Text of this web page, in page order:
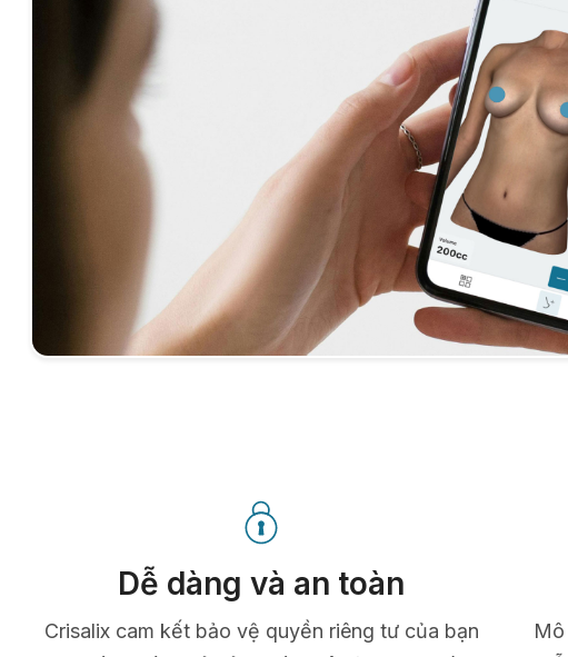
Dễ dàng và an toàn
Crisalix cam kết bảo vệ quyền riêng tư của bạn